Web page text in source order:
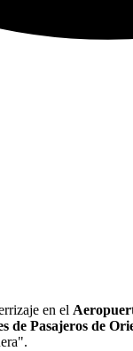
en el
de Pasajeros de